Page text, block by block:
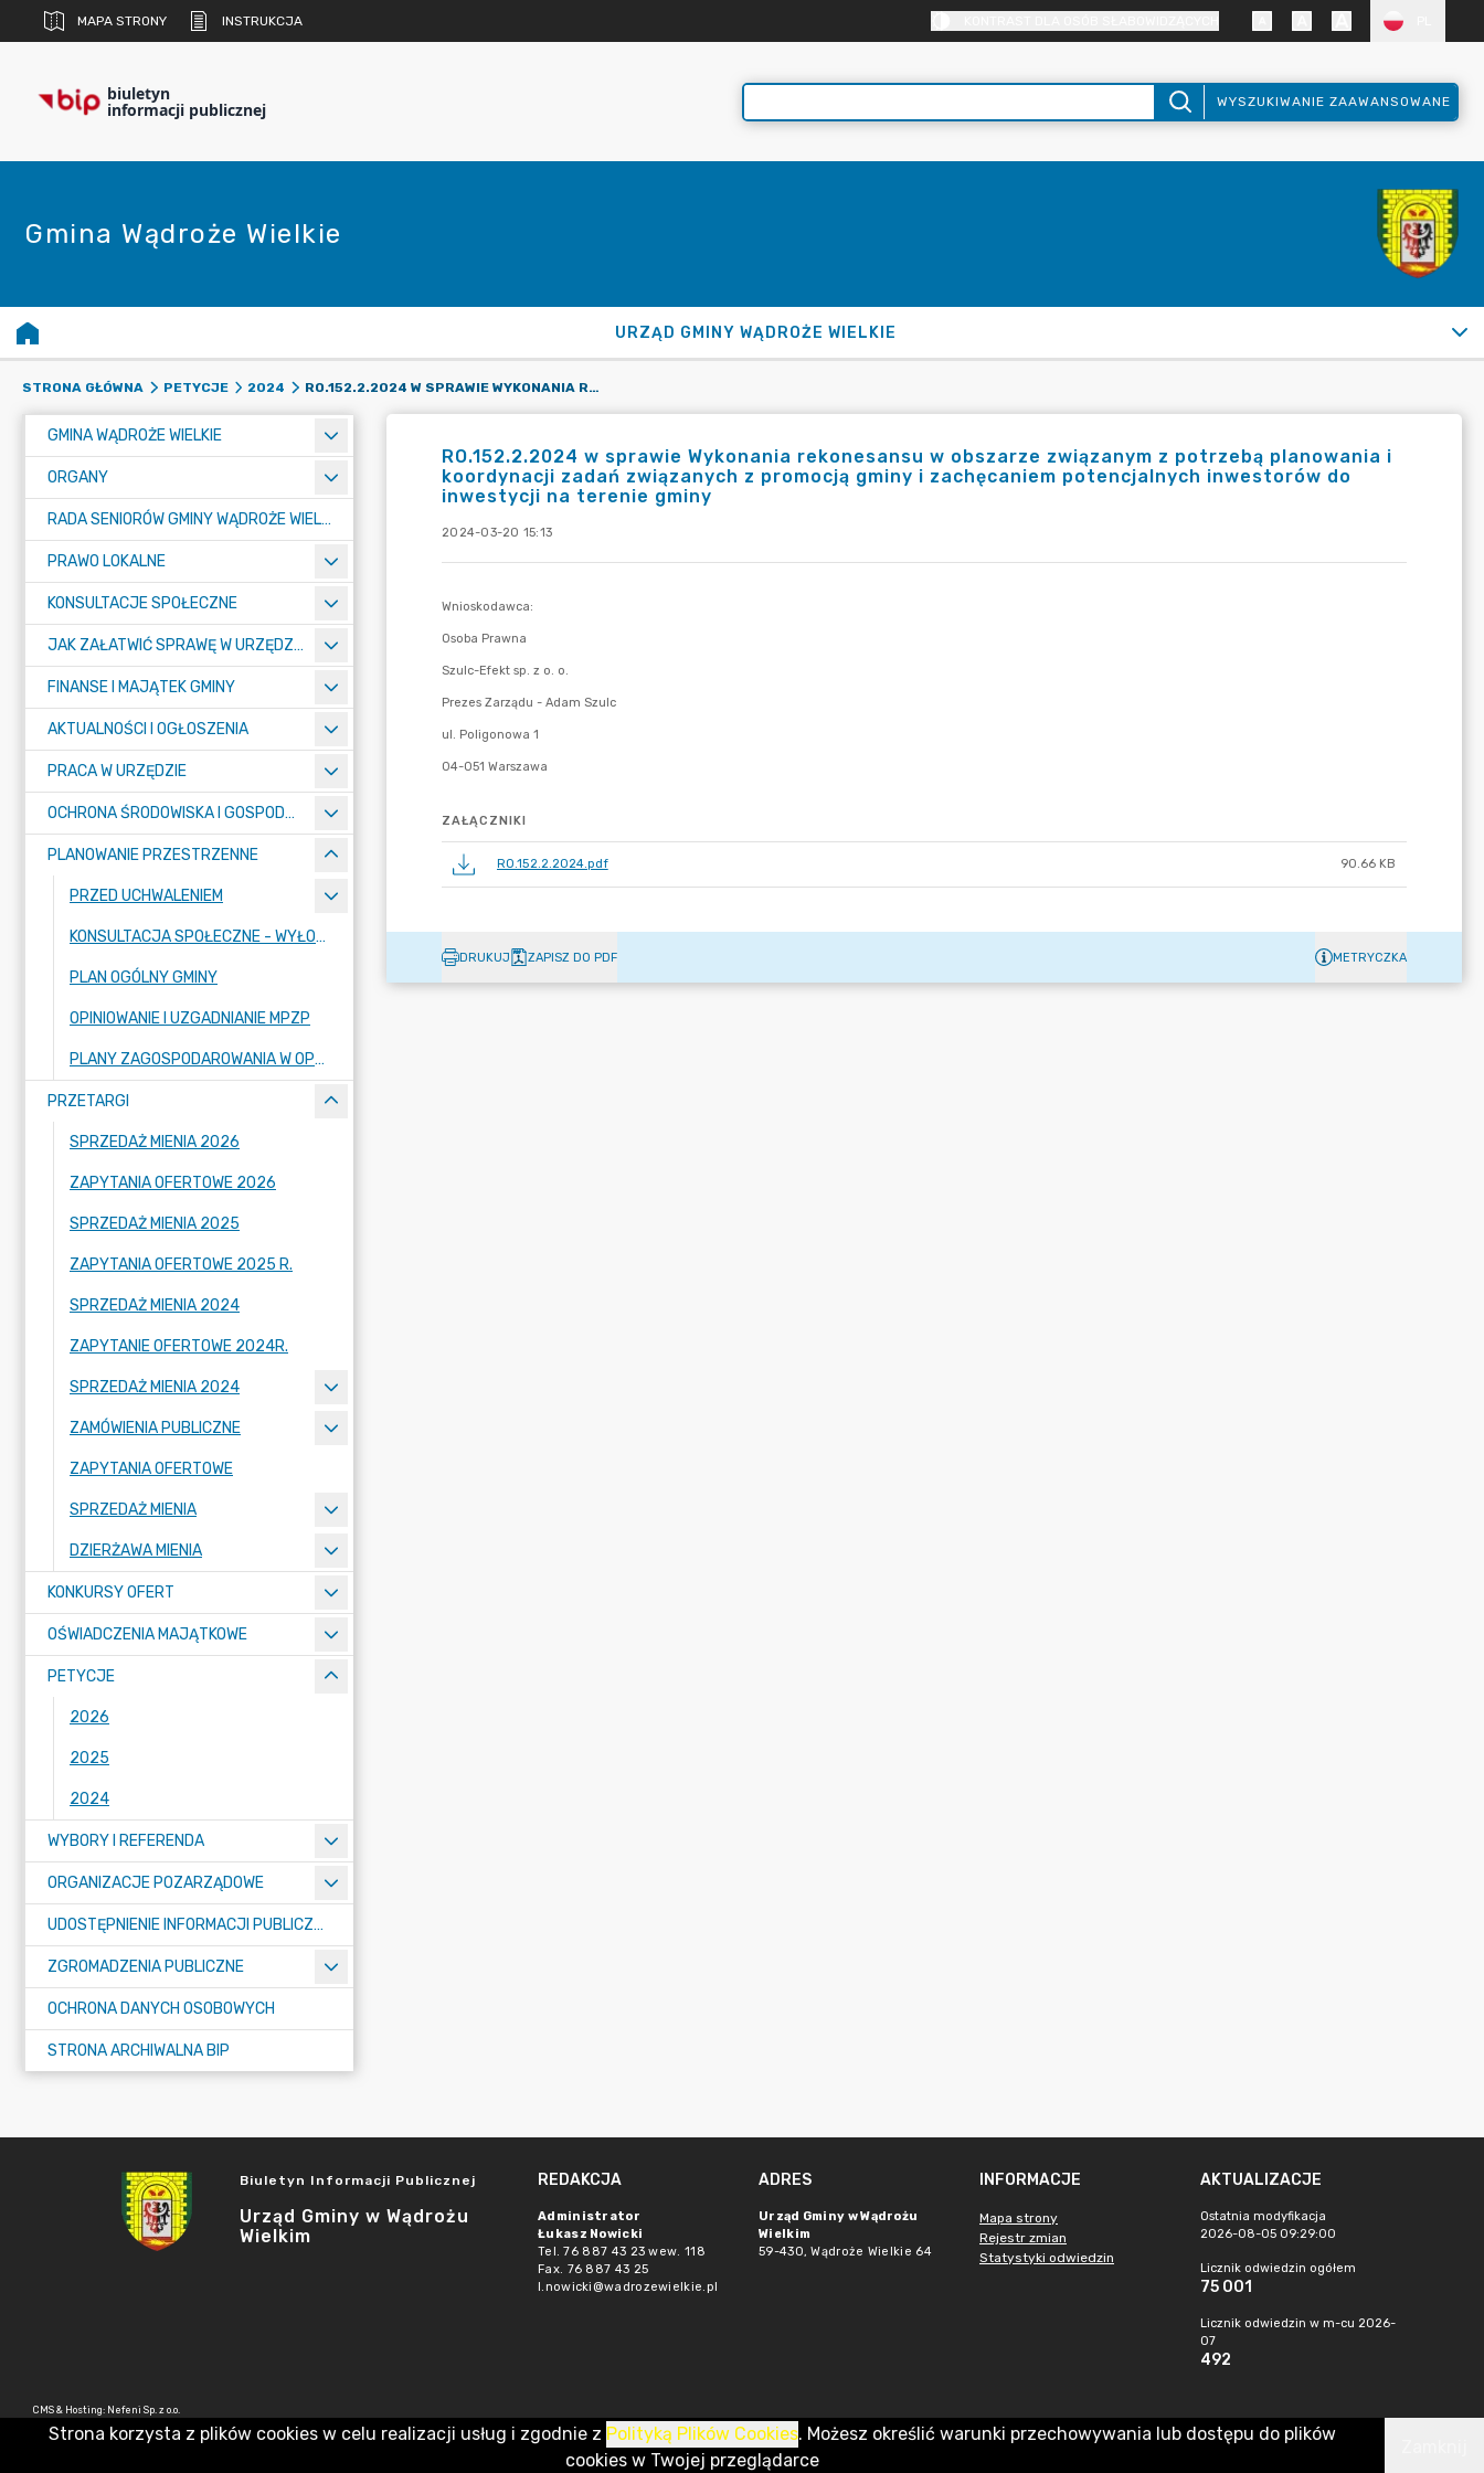
MAPA STRONY INSTRUKCJA
biuletyn
informacji publicznej WYSZUKIWANIE ZAAWANSOWANE
Gmina Wądroże Wielkie
URZĄD GMINY WĄDROŻE WIELKIE
STRONA GŁÓWNA PETYCJE 2024 RO.152.2.2024 W SPRAWIE WYKONANIA REKONESANSU W OBSZARZE ZWIĄZANYM Z POTRZEBĄ PLANOWANIA I KOORDYNACJI ZADAŃ ZWIĄZANYCH Z PROMOCJĄ GMINY I ZACHĘCANIEM POTENCJALNYCH INWESTORÓW DO INWESTYCJI NA TERENIE GMINY
GMINA WĄDROŻE WIELKIE
ORGANY
RADA SENIORÓW GMINY WĄDROŻE WIELKIE
PRAWO LOKALNE
KONSULTACJE SPOŁECZNE
JAK ZAŁATWIĆ SPRAWĘ W URZĘDZIE ? - KARTY USŁUG I FORMULARZE
FINANSE I MAJĄTEK GMINY
AKTUALNOŚCI I OGŁOSZENIA
PRACA W URZĘDZIE
OCHRONA ŚRODOWISKA I GOSPODARKA KOMUNALNA
PLANOWANIE PRZESTRZENNE
PRZED UCHWALENIEM
KONSULTACJA SPOŁECZNE - WYŁOŻENIE
PLAN OGÓLNY GMINY
OPINIOWANIE I UZGADNIANIE MPZP
PLANY ZAGOSPODAROWANIA W OPRACOWANIU
PRZETARGI
SPRZEDAŻ MIENIA 2026
ZAPYTANIA OFERTOWE 2026
SPRZEDAŻ MIENIA 2025
ZAPYTANIA OFERTOWE 2025 R.
SPRZEDAŻ MIENIA 2024
ZAPYTANIE OFERTOWE 2024R.
SPRZEDAŻ MIENIA 2024
ZAMÓWIENIA PUBLICZNE
ZAPYTANIA OFERTOWE
SPRZEDAŻ MIENIA
DZIERŻAWA MIENIA
KONKURSY OFERT
OŚWIADCZENIA MAJĄTKOWE
PETYCJE
2026
2025
2024
WYBORY I REFERENDA
ORGANIZACJE POZARZĄDOWE
UDOSTĘPNIENIE INFORMACJI PUBLICZNEJ
ZGROMADZENIA PUBLICZNE
OCHRONA DANYCH OSOBOWYCH
STRONA ARCHIWALNA BIP
RO.152.2.2024 w sprawie Wykonania rekonesansu w obszarze związanym z potrzebą planowania i
koordynacji zadań związanych z promocją gminy i zachęcaniem potencjalnych inwestorów do
inwestycji na terenie gminy
2024-03-20 15:13
ZAŁĄCZNIKI
RO.152.2.2024.pdf 90.66 KB
DRUKUJ ZAPISZ DO PDF METRYCZKA
Biuletyn Informacji Publicznej
Urząd Gminy w Wądrożu
Wielkim
REDAKCJA
Administrator
Łukasz Nowicki
Tel. 76 887 43 23 wew. 118
Fax. 76 887 43 25
l.nowicki@wadrozewielkie.pl
ADRES
Urząd Gminy w Wądrożu
Wielkim
59-430, Wądroże Wielkie 64
INFORMACJE
Mapa strony
Rejestr zmian
Statystyki odwiedzin
AKTUALIZACJE
Ostatnia modyfikacja
2026-08-05 09:29:00
Licznik odwiedzin ogółem
75 001
Licznik odwiedzin w m-cu 2026-
07
492
CMS & Hosting: Nefeni Sp. z o.o.
Strona korzysta z plików cookies w celu realizacji usług i zgodnie z Polityką Plików Cookies. Możesz określić warunki przechowywania lub dostępu do plików
cookies w Twojej przeglądarce